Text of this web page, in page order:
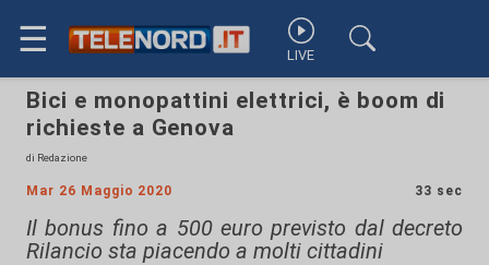
☰ LIVE
Bici e monopattini elettrici, è boom di
richieste a Genova
di Redazione
Mar 26 Maggio 2020 33 sec
Il bonus fino a 500 euro previsto dal decreto
Rilancio sta piacendo a molti cittadini